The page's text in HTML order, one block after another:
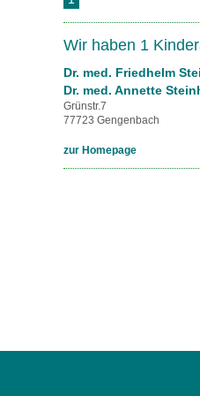
Wir haben 1
Dr. med. Friedhelm
Dr. med. Annette
Grünstr.7
77723 Gengenbach
zur Homepage